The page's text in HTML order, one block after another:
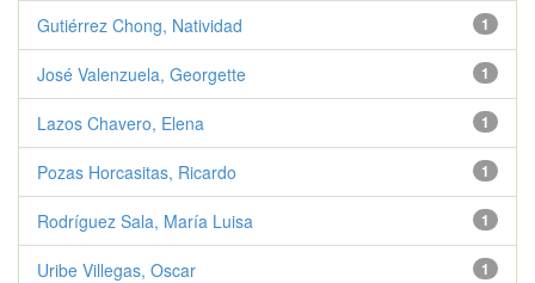
1
Gutiérrez Chong, Natividad
1
José Valenzuela, Georgette
1
Lazos Chavero, Elena
1
Pozas Horcasitas, Ricardo
1
Rodríguez Sala, María Luisa
1
Uribe Villegas, Oscar